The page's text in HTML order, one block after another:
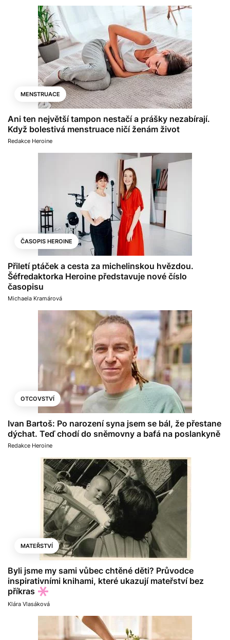
MENSTRUACE
Ani ten největší tampon nestačí a prášky nezabírají.
Když bolestivá menstruace ničí ženám život
Redakce Heroine
ČASOPIS HEROINE
Přiletí ptáček a cesta za michelinskou hvězdou.
Šéfredaktorka Heroine představuje nové číslo
časopisu
Michaela Kramárová
OTCOVSTVÍ
Ivan Bartoš: Po narození syna jsem se bál, že přestane
dýchat. Teď chodí do sněmovny a bafá na poslankyně
Redakce Heroine
MATEŘSTVÍ
Byli jsme my sami vůbec chtěné děti? Průvodce
inspirativními knihami, které ukazují mateřství bez
příkras
Klára Vlasáková